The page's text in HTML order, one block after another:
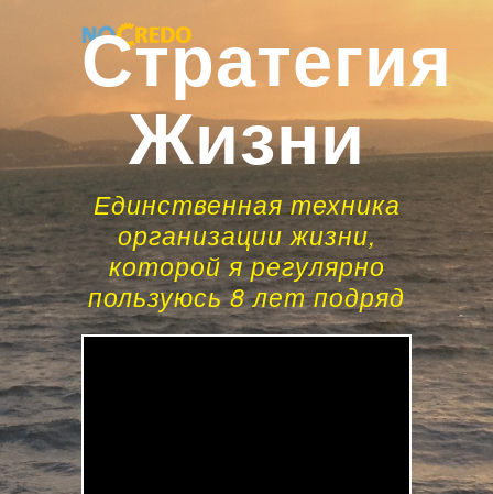
Стратегия
Жизни
Единственная техника
организации жизни,
которой я регулярно
пользуюсь 8 лет подряд